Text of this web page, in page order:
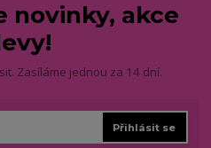
novinky, akce
Zasíláme jednou za 14 dní.
Přihlásit se